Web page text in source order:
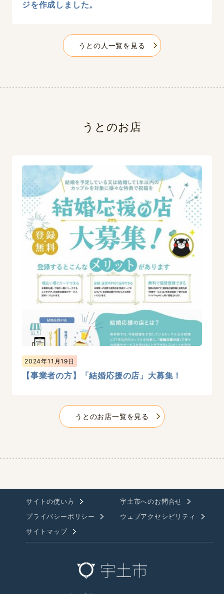
ジを作成しました。
うとの人一覧を見る
うとのお店
2024年11月19日
【事業者の方】「結婚応援の店」大募集！
うとのお店一覧を見る
サイトの使い方
宇土市へのお問合せ
プライバシーポリシー
ウェブアクセシビリティ
サイトマップ